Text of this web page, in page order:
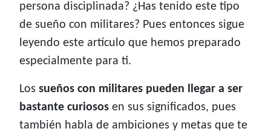
persona disciplinada? ¿Has tenido este tipo
de sueño con militares? Pues entonces sigue
leyendo este artículo que hemos preparado
especialmente para ti.
Los sueños con militares pueden llegar a ser
bastante curiosos en sus significados, pues
también habla de ambiciones y metas que te